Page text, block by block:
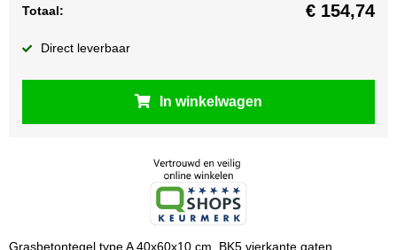
Totaal: € 154,74
Direct leverbaar
In winkelwagen
Grasbetontegel type A 40x60x10 cm BK5 vierkante gaten